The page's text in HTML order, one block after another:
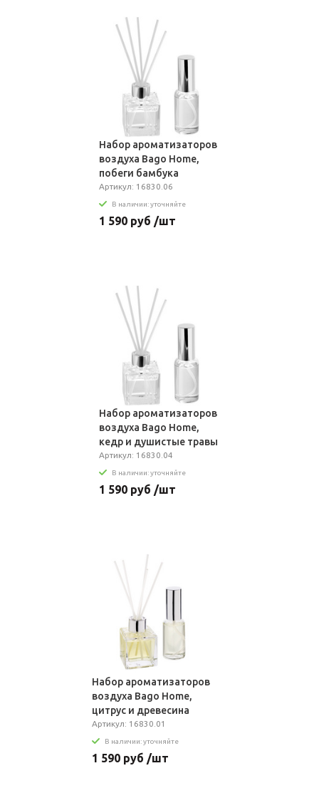
Набор ароматизаторов
воздуха Bago Home,
побеги бамбука
Артикул: 16830.06
В наличии: уточняйте
1 590 руб /шт
Набор ароматизаторов
воздуха Bago Home,
кедр и душистые травы
Артикул: 16830.04
В наличии: уточняйте
1 590 руб /шт
Набор ароматизаторов
воздуха Bago Home,
цитрус и древесина
Артикул: 16830.01
В наличии: уточняйте
1 590 руб /шт